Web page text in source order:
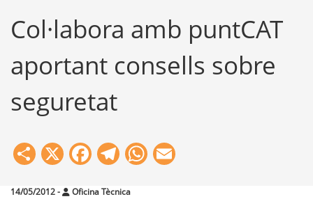
Formació
Col·labora amb puntCAT
aportant consells sobre
seguretat
Share
X Facebook
Telegram
WhatsApp
14/05/2012- Oficina Tècnica